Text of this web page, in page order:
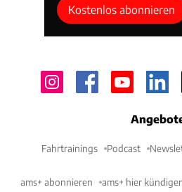
Kostenlos abonnieren
Fahrtrainings Podcast
ams+ abonnieren ams+ hier